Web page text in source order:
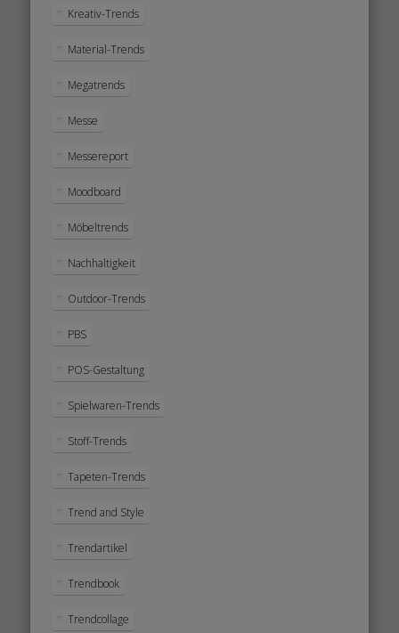
Kreativ-Trends
Material-Trends
Megatrends
Messe
Messereport
Moodboard
Möbeltrends
Nachhaltigkeit
Outdoor-Trends
PBS
POS-Gestaltung
Spielwaren-Trends
Stoff-Trends
Tapeten-Trends
Trend and Style
Trendartikel
Trendbook
Trendcollage